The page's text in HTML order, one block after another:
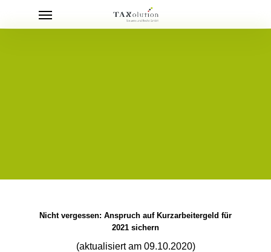
Menu
Nicht vergessen: Anspruch auf Kurzarbeitergeld für
2021 sichern
(aktualisiert am 09.10.2020)